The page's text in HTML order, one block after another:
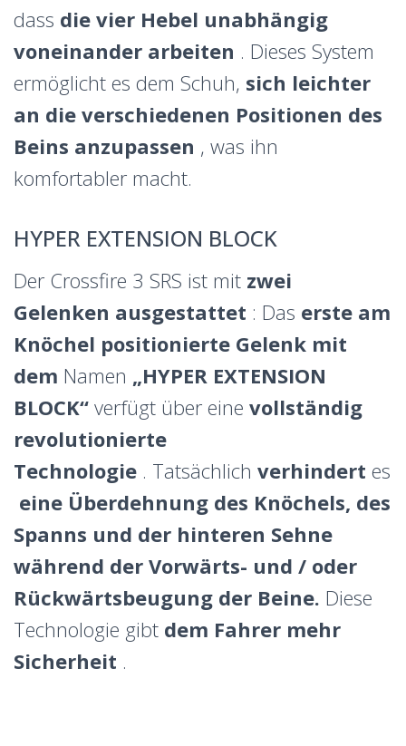
dass die vier Hebel unabhängig
voneinander arbeiten . Dieses System
ermöglicht es dem Schuh, sich leichter
an die verschiedenen Positionen des
Beins anzupassen , was ihn
komfortabler macht.
HYPER EXTENSION BLOCK
Der Crossfire 3 SRS ist mit zwei
Gelenken ausgestattet : Das erste am
Knöchel positionierte Gelenk mit
dem Namen „HYPER EXTENSION
BLOCK“ verfügt über eine vollständig
revolutionierte
Technologie . Tatsächlich verhindert es
eine Überdehnung des Knöchels, des
Spanns und der hinteren Sehne
während der Vorwärts- und / oder
Rückwärtsbeugung der Beine. Diese
Technologie gibt dem Fahrer mehr
Sicherheit .